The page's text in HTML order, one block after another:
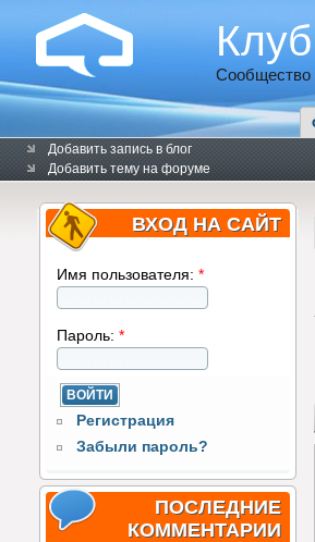
Сообщество
Добавить запись в блог
Добавить тему на форуме
ВХОД НА САЙТ
Имя пользователя: *
Пароль: *
Регистрация
Забыли пароль?
ПОСЛЕДНИЕ
КОММЕНТАРИИ